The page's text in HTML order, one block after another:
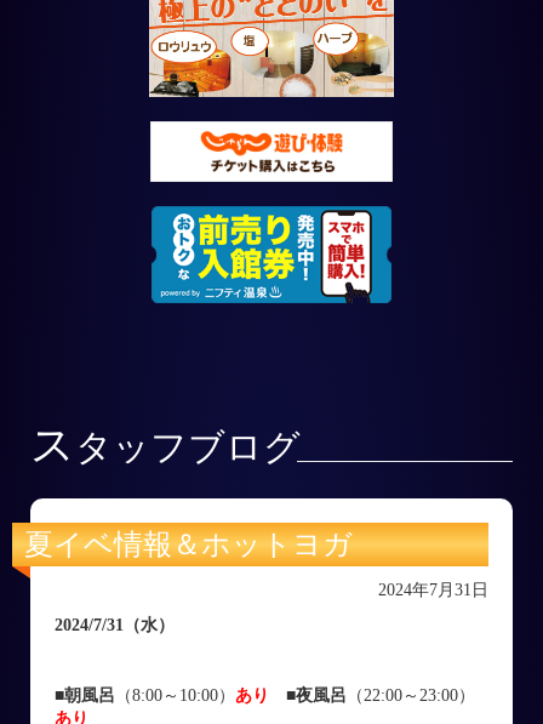
ス タッフブログ
夏イベ情報＆ホットヨガ
2024年7月31日
2024/7/31
（水）
■朝風呂 （8:00～10:00） あり ■夜風呂 （22:00～23:00）
あり